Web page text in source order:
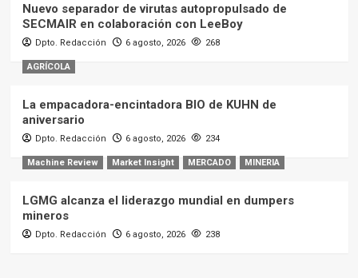
Nuevo separador de virutas autopropulsado de
SECMAIR en colaboración con LeeBoy
Dpto. Redacción 6 agosto, 2026 268
AGRÍCOLA
La empacadora-encintadora BIO de KUHN de
aniversario
Dpto. Redacción 6 agosto, 2026 234
Machine Review Market Insight MERCADO MINERIA
LGMG alcanza el liderazgo mundial en dumpers
mineros
Dpto. Redacción 6 agosto, 2026 238